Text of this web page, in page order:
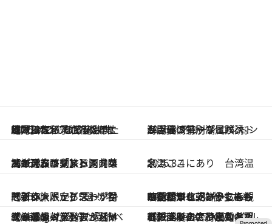
2026.8.5
【阿川佐和子さんの年とる力】なぜ70代で始めた趣味は“こんなに楽しい”のか？ ピアノ、俳句…スランプに陥っても続けられる“ある秘訣”とは 2026.8.5
海岸の情景や潮風が誘う、夏の特別な冒険へ。ジョー マローン ロンドンのポップアップイベントが開催
2026.8.5
【厳選旅コスメ】国内をあちこち移動する河井菜摘が選んだ夏旅ベストコスメ発表！「リラックスアイテムはマスト」【Mサイズジップ】 2026.8.4
名湯ここにあり 台湾温泉
2026.8.4
【新作・限定】スーツケース＆旅バッグ5選！ 名門ブランドから思わず目を引く大人テイストが勢ぞろい 2026.8.4
BTSのライブに行くために父親が北朝鮮からもらった勲章を売ってしまった在日コリアン少女——映画『トロフィー』を観る前に知っておいてほしいこと
2026.8.4
【厳選旅コスメ】「紫外線＆乾燥対策しながらメイク感も！」ヘア＆メイクGeorgeが選んだ夏旅ベストコスメを発表！【Mサイズジップ】 2026.8.4
【銀座で出合う最旬美容】美髪ケアや上質な眠り…セルフケアのアップデートから、特別な名入れギフトまで。大人のための「ReFa GINZA」クルーズ